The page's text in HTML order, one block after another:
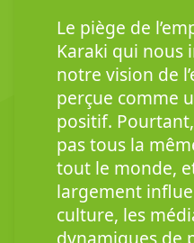
Le piège de
Karaki qui nous
notre vision de
perçue comme
positif.
pas tous la
tout le monde,
largement
culture, les
dynamiques de